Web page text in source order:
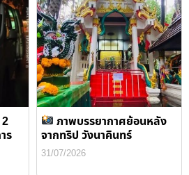
ร
ภาพบรรยากาศย้อนหลัง
จากทริป วังนาคินทร์
31/07/2026